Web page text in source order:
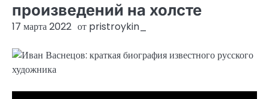
произведений на холсте
17 марта 2022 от pristroykin_